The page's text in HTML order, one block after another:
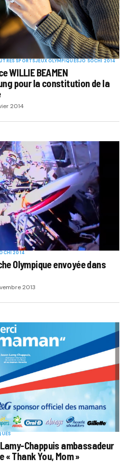
SPORTSJEUX OLYMPIQUESJO SOCHI 2014
WILLIE BEAMEN
pour la constitution de la
2014
2014
Olympique envoyée dans
2013
Chappuis ambassadeur
« Thank You, Mom »